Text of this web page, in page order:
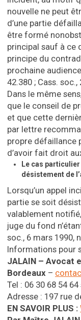
nouvelle ne peut
d’une partie
être formé
principal sauf à ce
principe du
prochaine
42.380 ; Cass. soc.,
Dans le même
que le conseil de
et que cette
par lettre
propre défaillance
d’avoir fait droit
Le cas
désistement de
Lorsqu’un appel
partie se soit
valablement
juge du fond
soc., 6 mars 1990, n
Informations pour
JALAIN – Avocat
Bordeaux –
Tel : 06 30 68 54
Adresse : 197 rue
EN SAVOIR PLUS :